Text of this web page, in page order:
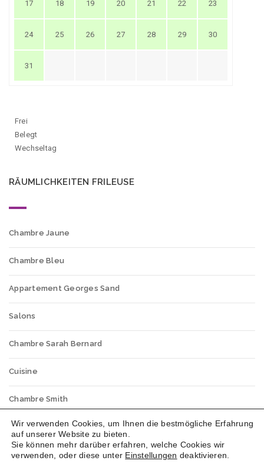
17 18 19 20 21 22 23
24 25 26 27 28 29 30
31
Frei
Belegt
Wechseltag
RÄUMLICHKEITEN FRILEUSE
Chambre Jaune
Chambre Bleu
Appartement Georges Sand
Salons
Chambre Sarah Bernard
Cuisine
Chambre Smith
Appartement Victor Hugo
Wir verwenden Cookies, um Ihnen die bestmögliche Erfahrung
auf unserer Website zu bieten.
Sie können mehr darüber erfahren, welche Cookies wir
verwenden, oder diese unter Einstellungen deaktivieren.